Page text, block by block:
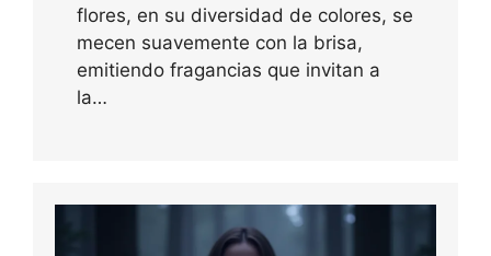
flores, en su diversidad de colores, se
mecen suavemente con la brisa,
emitiendo fragancias que invitan a
la…